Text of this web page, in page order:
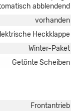
abblendend
vorhanden
Heckklappe
Winter-Paket
Getönte Scheiben
Frontantrieb